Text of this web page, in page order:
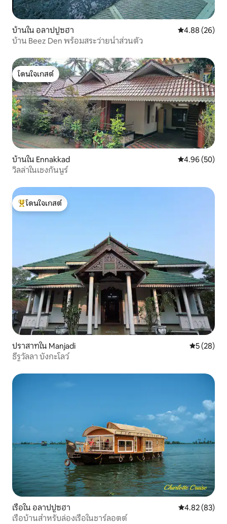
บ้านใน อลาปปูซฮา คะแนนเฉลี่ย
4.88 (26)
บ้าน Beez Den พร้อมสระว่ายน้ำส่วนตัว
โดนใจเกสต์
โดนใจเกสต์
บ้านใน Ennakkad คะแนนเฉลี่ย
4.96 (50)
วิลล่าในเชงกันนูร์
โดนใจเกสต์ที่สุด
โดนใจเกสต์
ปราสาทใน Manjadi คะแนนเฉลี่
5 (28)
ธีรูวัลลา บังกะโลว์
เรือใน อลาปปูซฮา คะแนนเฉลี่ย
4.82 (83)
เรือบ้านสำหรับล่องเรือในชาร์ลอตต์